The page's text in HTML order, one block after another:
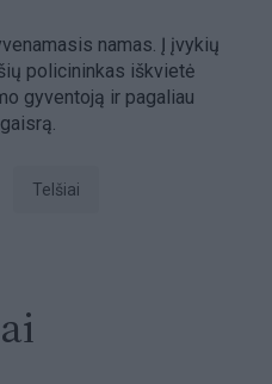
namas. Į įvykių
policininkas iškvietė
gyventoją ir pagaliau
Telšiai